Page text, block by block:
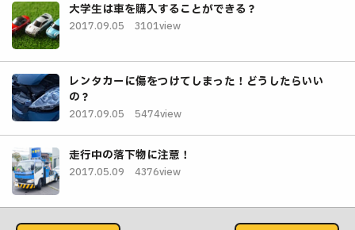
大学生は車を購入することができる？
2017.09.05 3101view
レンタカーに傷をつけてしまった！どうしたらいい
の？
2017.09.05 5474view
走行中の落下物に注意！
2017.05.09 4376view